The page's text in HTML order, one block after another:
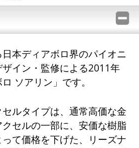
本ディアボロ界のパイオニ
イン・監修による2011年
ソアリン」です。
ルタイプは、通常高価な金
セルの一部に、安価な樹脂
て価格を下げた、リーズナ